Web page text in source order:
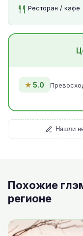
Ресторан / кафе
★ 5.0
Нашли
Похожие
регионе